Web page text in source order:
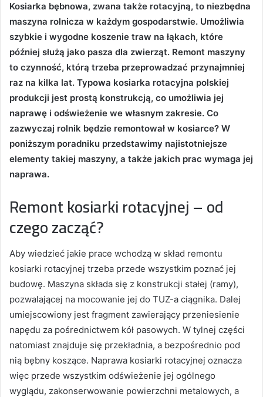
Kosiarka bębnowa, zwana także rotacyjną, to niezbędna
maszyna rolnicza w każdym gospodarstwie. Umożliwia
szybkie i wygodne koszenie traw na łąkach, które
później służą jako pasza dla zwierząt. Remont maszyny
to czynność, którą trzeba przeprowadzać przynajmniej
raz na kilka lat. Typowa kosiarka rotacyjna polskiej
produkcji jest prostą konstrukcją, co umożliwia jej
naprawę i odświeżenie we własnym zakresie. Co
zazwyczaj rolnik będzie remontował w kosiarce? W
poniższym poradniku przedstawimy najistotniejsze
elementy takiej maszyny, a także jakich prac wymaga jej
naprawa.
Remont kosiarki rotacyjnej – od
czego zacząć?
Aby wiedzieć jakie prace wchodzą w skład remontu
kosiarki rotacyjnej trzeba przede wszystkim poznać jej
budowę. Maszyna składa się z konstrukcji stałej (ramy),
pozwalającej na mocowanie jej do TUZ-a ciągnika. Dalej
umiejscowiony jest fragment zawierający przeniesienie
napędu za pośrednictwem kół pasowych. W tylnej części
natomiast znajduje się przekładnia, a bezpośrednio pod
nią bębny koszące. Naprawa kosiarki rotacyjnej oznacza
więc przede wszystkim odświeżenie jej ogólnego
wyglądu, zakonserwowanie powierzchni metalowych, a